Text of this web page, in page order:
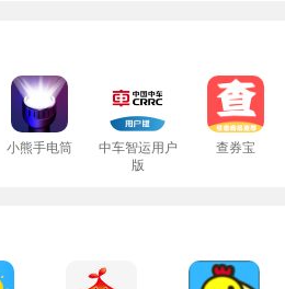
小熊手电筒
中车智运用户
版
查券宝